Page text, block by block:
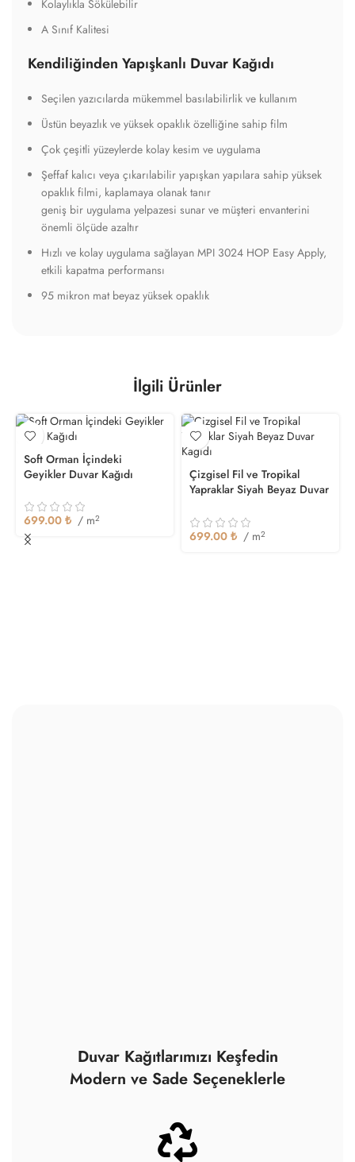
Kolaylıkla Sökülebilir
A Sınıf Kalitesi
Kendiliğinden Yapışkanlı Duvar Kağıdı
Seçilen yazıcılarda mükemmel basılabilirlik ve kullanım
Üstün beyazlık ve yüksek opaklık özelliğine sahip film
Çok çeşitli yüzeylerde kolay kesim ve uygulama
Şeffaf kalıcı veya çıkarılabilir yapışkan yapılara sahip yüksek
opaklık filmi, kaplamaya olanak tanır
geniş bir uygulama yelpazesi sunar ve müşteri envanterini
önemli ölçüde azaltır
Hızlı ve kolay uygulama sağlayan MPI 3024 HOP Easy Apply,
etkili kapatma performansı
95 mikron mat beyaz yüksek opaklık
İlgili Ürünler
Soft Orman İçindeki
Geyikler Duvar Kağıdı
699.00 ₺ / m2
Çizgisel Fil ve Tropikal
Yapraklar Siyah Beyaz Duvar
699.00 ₺ / m2
Duvar Kağıtlarımızı Keşfedin
Modern ve Sade Seçeneklerle